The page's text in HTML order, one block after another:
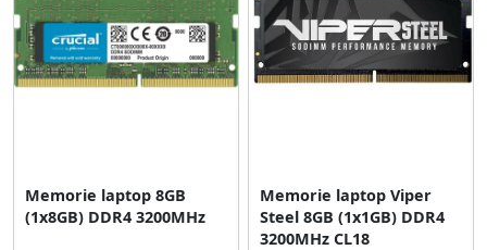
Memorie laptop 8GB
(1x8GB) DDR4 3200MHz
Memorie laptop Viper
Steel 8GB (1x1GB) DDR4
3200MHz CL18